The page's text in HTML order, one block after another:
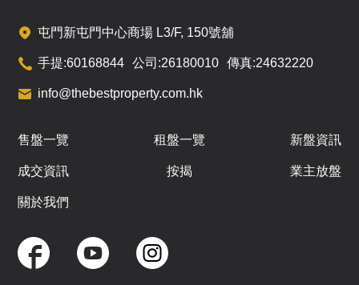
/
12
/
F
3房(1套)
2房
2房
3房(1套)
B
2房
2房
A
屯門新屯門中心商場 L3/F, 150號舖
手提:60168844 公司:26180010 傳真:24632220
info@thebestproperty.com.hk
售盤一覽 租盤一覽 新盤資訊
成交資訊 按揭 業主放盤
關於我們